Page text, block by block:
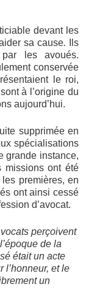
devant les
sa cause.
Ils
les avoués.
conservée
le roi,
à l’origine du
aujourd’hui.
supprimée en
spécialisations
grande instance,
missions ont été
premières, en
ont ainsi cessé
d’avocat.
perçoivent
de la
était un acte
l’honneur, et le
un